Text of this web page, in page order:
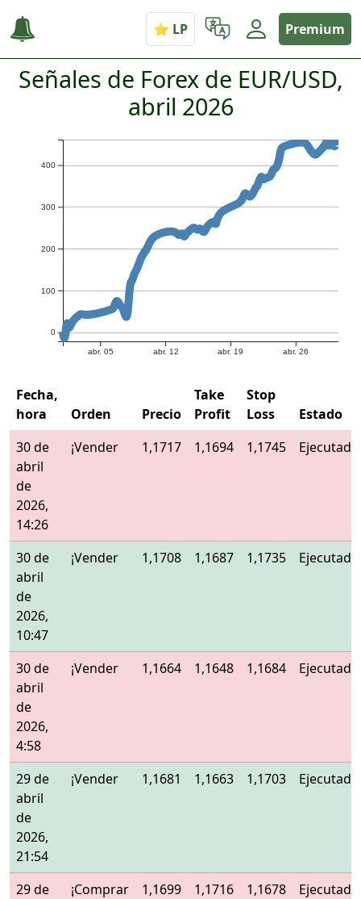
Premium
Señales de Forex de EUR/USD,
abril 2026
abr. 05 abr. 12 abr. 19 abr. 26
0
100
200
300
400
Fecha,
hora
Orden Precio
Take
Profit
Stop
Loss
Estado
30 de
abril
de
2026,
14:26
¡Vender 1,1717 1,1694 1,1745 Ejecutado
30 de
abril
de
2026,
10:47
¡Vender 1,1708 1,1687 1,1735 Ejecutado
30 de
abril
de
2026,
4:58
¡Vender 1,1664 1,1648 1,1684 Ejecutado
29 de
abril
de
2026,
21:54
¡Vender 1,1681 1,1663 1,1703 Ejecutado
29 de
¡Comprar 1,1699 1,1716 1,1678 Ejecutado